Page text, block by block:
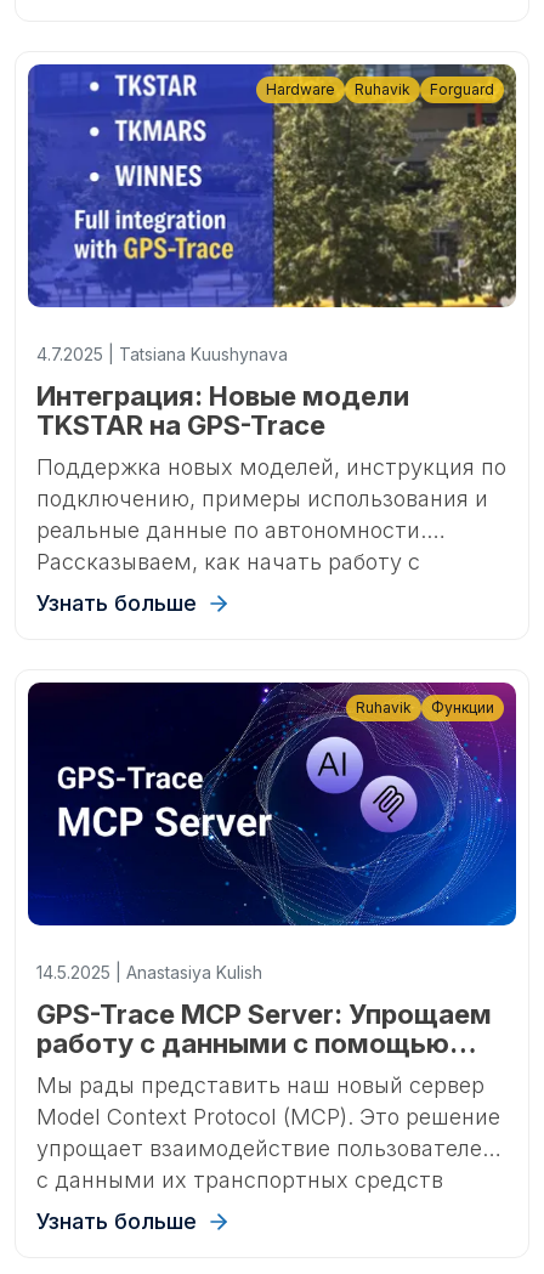
4.7.2025 | Tatsiana Kuushynava
Интеграция: Новые модели
TKSTAR на GPS-Trace
Поддержка новых моделей, инструкция по
подключению, примеры использования и
реальные данные по автономности.
Рассказываем, как начать работу с
популярными устройствами TKSTAR,
Узнать больше
Hardware Ruhavik Forguard
14.5.2025 | Anastasiya Kulish
GPS-Trace MCP Server: Упрощаем
работу с данными с помощью
Model Context Protocol
Мы рады представить наш новый сервер
Model Context Protocol (MCP). Это решение
упрощает взаимодействие пользователей
с данными их транспортных средств
через AI-ассистентов.Теперь вы можете
Узнать больше
Ruhavik Функции